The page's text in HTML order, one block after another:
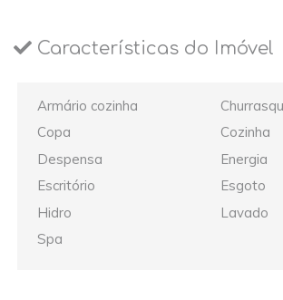
Características do Imóvel
Armário cozinha
Copa
Cozinha
Despensa
Energia
Escritório
Esgoto
Hidro
Lavado
Spa